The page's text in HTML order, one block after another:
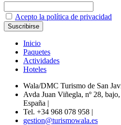
Acepto la política de privacidad
Inicio
Paquetes
Actividades
Hoteles
Wala/DMC Turismo de San
Avda Juan Viñegla, nº 28,
España |
Tel. +34 968 078 958 |
gestion@turismowala.es